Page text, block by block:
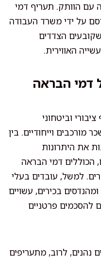
עם הוותק. תעריף דמי
על ידי משרד העבודה
הצדדים
האווירית.
דמי הבראה
וביטחוני
וייחודיים. בין
את היתרונות
הכוללים דמי הבראה
למשל, עובדים בעלי
בכירים, עשויים
להסכמים פרטניים
נהנים, לרוב, מתעריפים